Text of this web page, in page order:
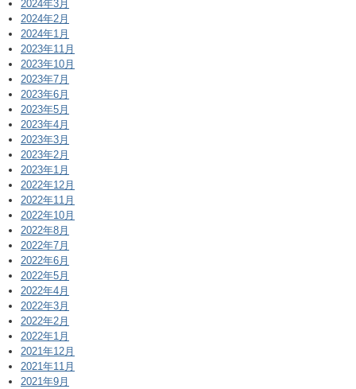
2024年3月
2024年2月
2024年1月
2023年11月
2023年10月
2023年7月
2023年6月
2023年5月
2023年4月
2023年3月
2023年2月
2023年1月
2022年12月
2022年11月
2022年10月
2022年8月
2022年7月
2022年6月
2022年5月
2022年4月
2022年3月
2022年2月
2022年1月
2021年12月
2021年11月
2021年9月